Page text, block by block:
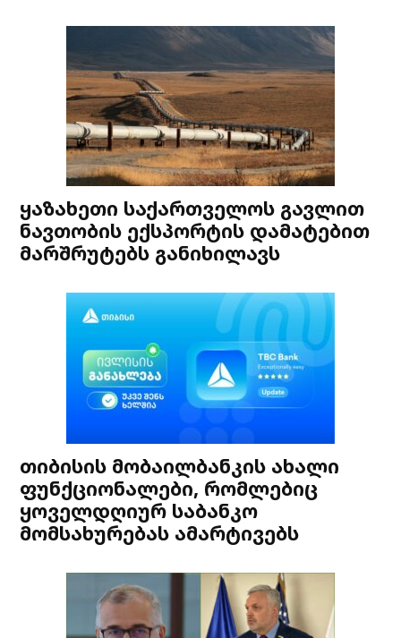
ყაზახეთი საქართველოს გავლით
ნავთობის ექსპორტის დამატებით
მარშრუტებს განიხილავს
თიბისის მობაილბანკის ახალი
ფუნქციონალები, რომლებიც
ყოველდღიურ საბანკო
მომსახურებას ამარტივებს